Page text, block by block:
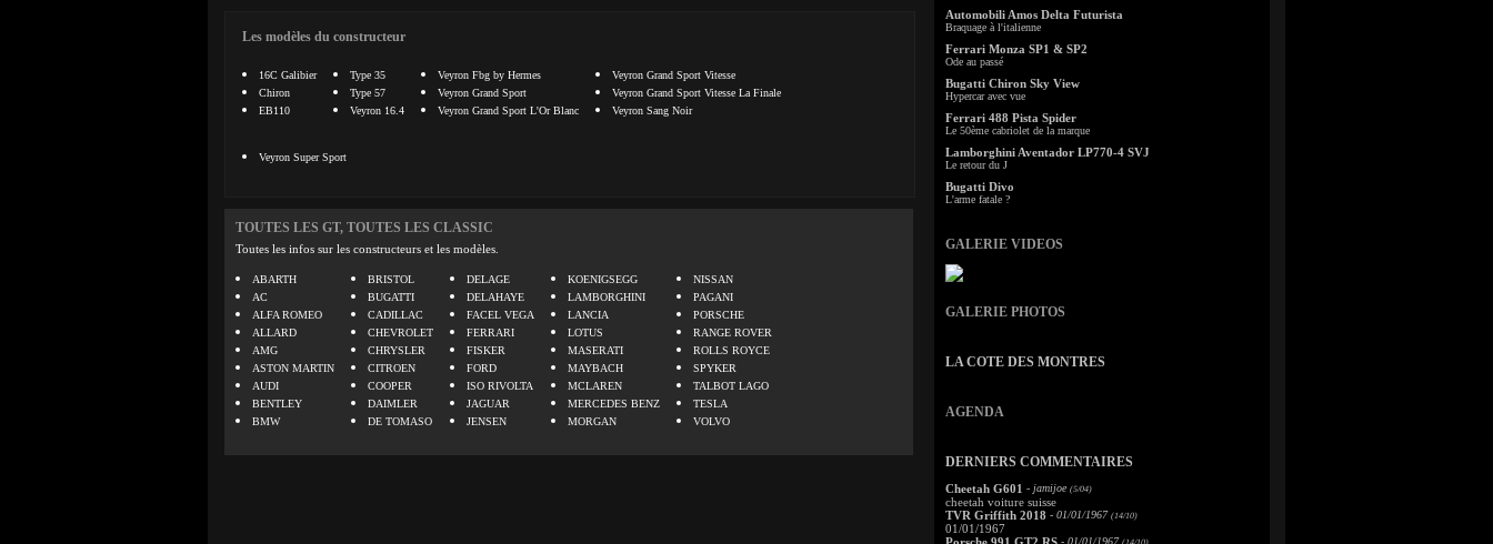
Les modèles du constructeur
16C Galibier
Chiron
EB110
Type 35
Type 57
Veyron 16.4
Veyron Fbg by Hermes
Veyron Grand Sport
Veyron Grand Sport L'Or Blanc
Veyron Grand Sport Vitesse
Veyron Grand Sport Vitesse La Finale
Veyron Sang Noir
Veyron Super Sport
TOUTES LES GT, TOUTES LES CLASSIC
Toutes les infos sur les constructeurs et les modèles.
ABARTH
AC
ALFA ROMEO
ALLARD
AMG
ASTON MARTIN
AUDI
BENTLEY
BMW
BRISTOL
BUGATTI
CADILLAC
CHEVROLET
CHRYSLER
CITROEN
COOPER
DAIMLER
DE TOMASO
DELAGE
DELAHAYE
FACEL VEGA
FERRARI
FISKER
FORD
ISO RIVOLTA
JAGUAR
JENSEN
KOENIGSEGG
LAMBORGHINI
LANCIA
LOTUS
MASERATI
MAYBACH
MCLAREN
MERCEDES BENZ
MORGAN
NISSAN
PAGANI
PORSCHE
RANGE ROVER
ROLLS ROYCE
SPYKER
TALBOT LAGO
TESLA
VOLVO
Automobili Amos Delta Futurista
Braquage à l'italienne
Ferrari Monza SP1 & SP2
Ode au passé
Bugatti Chiron Sky View
Hypercar avec vue
Ferrari 488 Pista Spider
Le 50ème cabriolet de la marque
Lamborghini Aventador LP770-4 SVJ
Le retour du J
Bugatti Divo
L'arme fatale ?
GALERIE VIDEOS
GALERIE PHOTOS
LA COTE DES MONTRES
AGENDA
DERNIERS COMMENTAIRES
Cheetah G601 - jamijoe (5/04)
cheetah voiture suisse
TVR Griffith 2018 - 01/01/1967 (14/10)
01/01/1967
- 01/01/1967